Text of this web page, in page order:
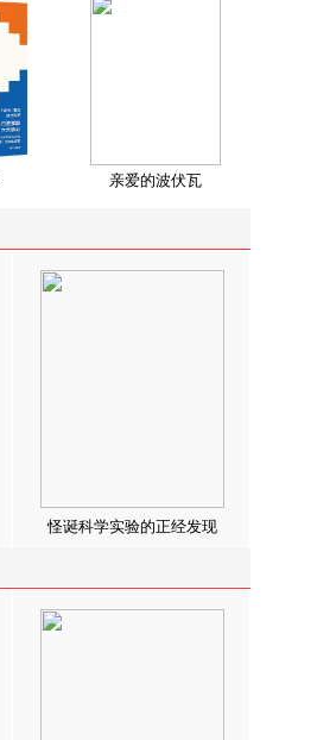
亲爱的波伏瓦
怪诞科学实验的正经发现